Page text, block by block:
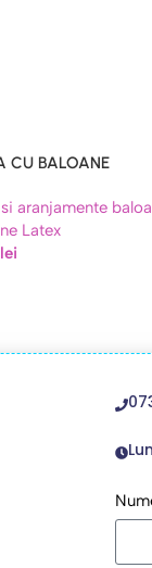
CU BALOANE
aranjamente
Latex
lei